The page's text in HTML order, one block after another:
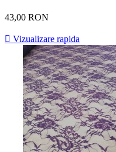
43,00 RON
 Vizualizare rapida